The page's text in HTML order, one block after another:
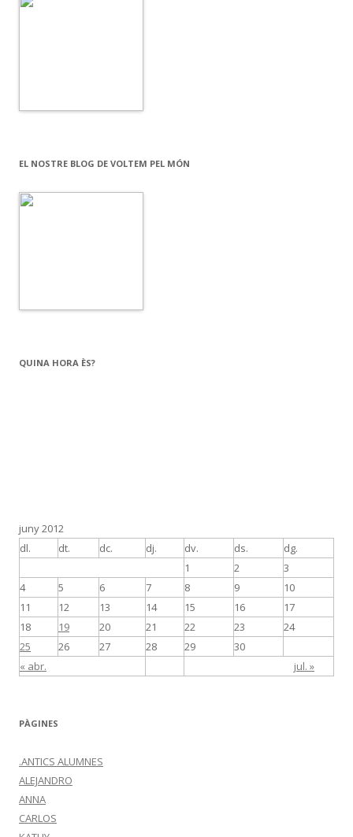
EL NOSTRE BLOG DE VOLTEM PEL MÓN
QUINA HORA ÈS?
juny 2012
dl.
dt. dc. dj. dv. ds. dg.
« abr. jul. »
1 2
3
4
5 6 7 8 9
10
11
12 13 14 15 16
17
18
19 20 21 22 23
24
25
26 27 28 29 30
PÀGINES
.ANTICS ALUMNES
ALEJANDRO
ANNA
CARLOS